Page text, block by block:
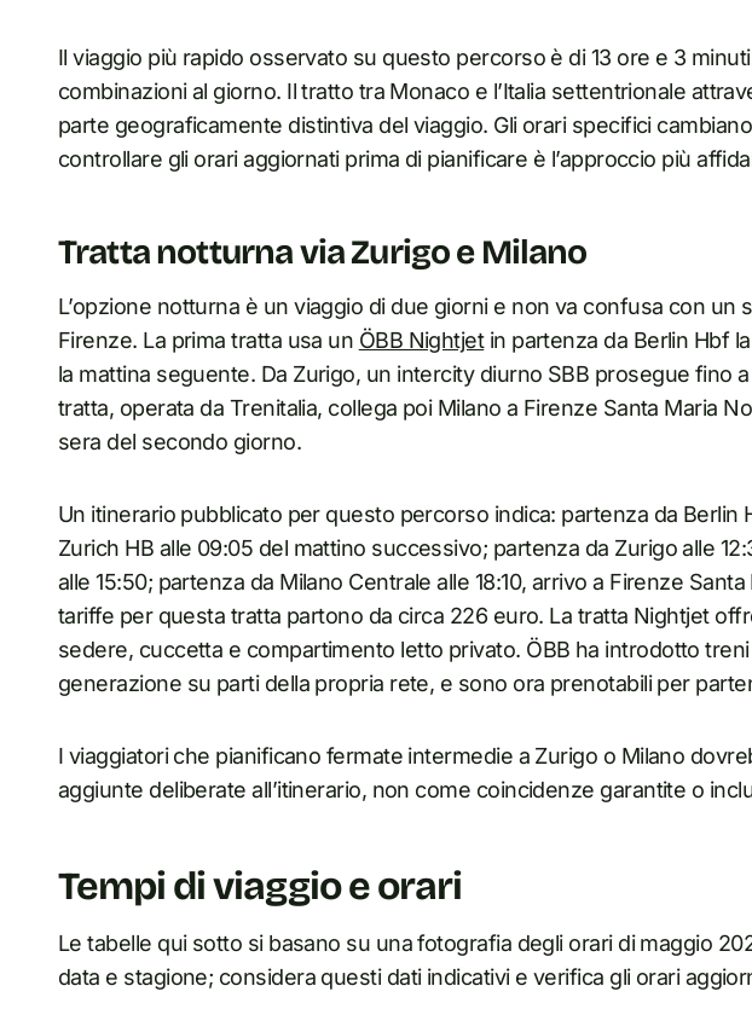
Il viaggio più rapido osservato su questo percorso è di 13 ore e 3
combinazioni al giorno. Il tratto tra Monaco e l’Italia settentrionale
parte geograficamente distintiva del viaggio. Gli orari specifici
controllare gli orari aggiornati prima di pianificare è l’approccio più
Tratta notturna via Zurigo e Milano
L’opzione notturna è un viaggio di due giorni e non va confusa con un
Firenze. La prima tratta usa un ÖBB Nightjetin partenza da Berlin Hbf
la mattina seguente. Da Zurigo, un intercity diurno SBB prosegue fino a
tratta, operata da Trenitalia, collega poi Milano a Firenze Santa Maria
sera del secondo giorno.
Un itinerario pubblicato per questo percorso indica: partenza da Berlin
Zurich HB alle 09:05 del mattino successivo; partenza da Zurigo alle
alle 15:50; partenza da Milano Centrale alle 18:10, arrivo a Firenze
tariffe per questa tratta partono da circa 226 euro. La tratta Nightjet
sedere, cuccetta e compartimento letto privato. ÖBB ha introdotto
generazione su parti della propria rete, e sono ora prenotabili per
I viaggiatori che pianificano fermate intermedie a Zurigo o Milano
aggiunte deliberate all’itinerario, non come coincidenze garantite o
Tempi di viaggio e orari
Le tabelle qui sotto si basano su una fotografia degli orari di maggio
data e stagione; considera questi dati indicativi e verifica gli orari